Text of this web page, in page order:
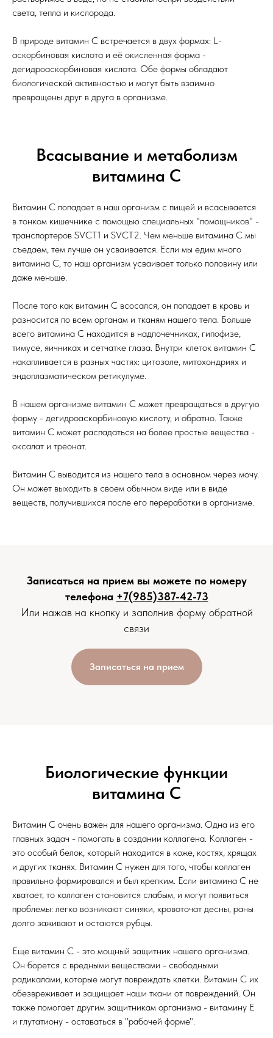
света, тепла и кислорода.
В природе витамин С встречается в двух формах: L-
аскорбиновая кислота и её окисленная форма -
дегидроаскорбиновая кислота. Обе формы обладают
биологической активностью и могут быть взаимно
превращены друг в друга в организме.
Всасывание и метаболизм
витамина С
Витамин С попадает в наш организм с пищей и всасывается
в тонком кишечнике с помощью специальных "помощников" -
транспортеров SVCT1 и SVCT2. Чем меньше витамина С мы
съедаем, тем лучше он усваивается. Если мы едим много
витамина С, то наш организм усваивает только половину или
даже меньше.
После того как витамин С всосался, он попадает в кровь и
разносится по всем органам и тканям нашего тела. Больше
всего витамина С находится в надпочечниках, гипофизе,
тимусе, яичниках и сетчатке глаза. Внутри клеток витамин С
накапливается в разных частях: цитозоле, митохондриях и
эндоплазматическом ретикулуме.
В нашем организме витамин С может превращаться в другую
форму - дегидроаскорбиновую кислоту, и обратно. Также
витамин С может распадаться на более простые вещества -
оксалат и треонат.
Витамин С выводится из нашего тела в основном через мочу.
Он может выходить в своем обычном виде или в виде
веществ, получившихся после его переработки в организме.
Записаться на прием вы можете по номеру
телефона +7(985)387-42-73
Или нажав на кнопку и заполнив форму обратной
связи
Записаться на прием
Биологические функции
витамина С
Витамин С очень важен для нашего организма. Одна из его
главных задач - помогать в создании коллагена. Коллаген -
это особый белок, который находится в коже, костях, хрящах
и других тканях. Витамин С нужен для того, чтобы коллаген
правильно формировался и был крепким. Если витамина С не
хватает, то коллаген становится слабым, и могут появиться
проблемы: легко возникают синяки, кровоточат десны, раны
долго заживают и остаются рубцы.
Еще витамин С - это мощный защитник нашего организма.
Он борется с вредными веществами - свободными
радикалами, которые могут повреждать клетки. Витамин С их
обезвреживает и защищает наши ткани от повреждений. Он
также помогает другим защитникам организма - витамину Е
и глутатиону - оставаться в "рабочей форме".